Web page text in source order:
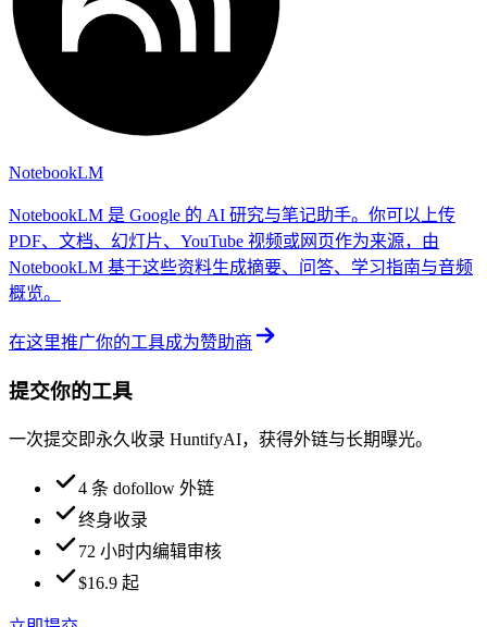
NotebookLM
NotebookLM 是 Google 的 AI 研究与笔记助手。你可以上传
PDF、文档、幻灯片、YouTube 视频或网页作为来源，由
NotebookLM 基于这些资料生成摘要、问答、学习指南与音频
概览。
在这里推广你的工具成为赞助商
提交你的工具
一次提交即永久收录 HuntifyAI，获得外链与长期曝光。
4 条 dofollow 外链
终身收录
72 小时内编辑审核
$16.9 起